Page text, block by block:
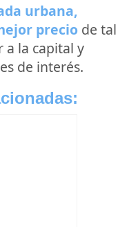
urbana,
precio de tal
a la capital y
de interés.